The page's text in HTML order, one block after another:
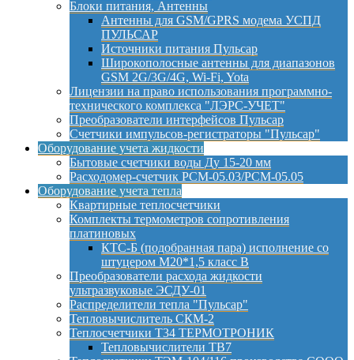
Блоки питания, Антенны
Антенны для GSM/GPRS модема УСПД
ПУЛЬСАР
Источники питания Пульсар
Широкополосные антенны для диапазонов
GSM 2G/3G/4G, Wi-Fi, Yota
Лицензии на право использования программно-
технического комплекса "ЛЭРС-УЧЕТ"
Преобразователи интерфейсов Пульсар
Счетчики импульсов-регистраторы "Пульсар"
Оборудование учета жидкости
Бытовые счетчики воды Ду 15-20 мм
Расходомер-счетчик РСМ-05.03/РСМ-05.05
Оборудование учета тепла
Квартирные теплосчетчики
Комплекты термометров сопротивления
платиновых
КТС-Б (подобранная пара) исполнение со
штуцером М20*1,5 класс B
Преобразователи расхода жидкости
ультразвуковые ЭСДУ-01
Распределители тепла "Пульсар"
Тепловычислитель СКМ-2
Теплосчетчики Т34 ТЕРМОТРОНИК
Тепловычислители ТВ7